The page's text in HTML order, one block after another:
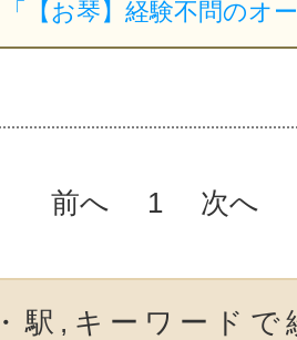
前へ 1 次へ
駅,キーワードで